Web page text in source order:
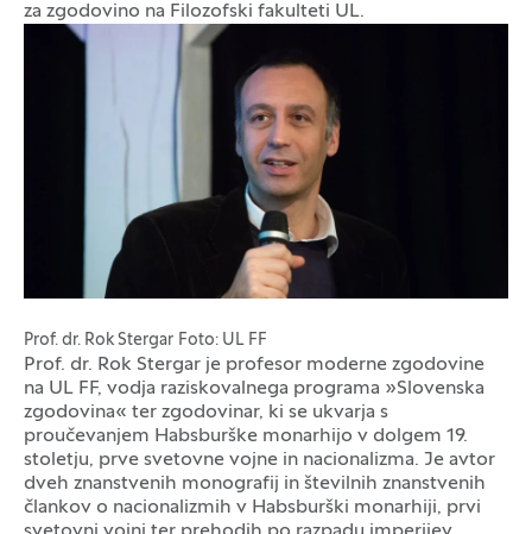
za zgodovino na Filozofski fakulteti UL.
Galerija fotografij
Prof. dr. Rok Stergar Foto: UL FF
Prof. dr. Rok Stergar je profesor moderne zgodovine
na UL FF, vodja raziskovalnega programa »Slovenska
zgodovina« ter zgodovinar, ki se ukvarja s
proučevanjem Habsburške monarhijo v dolgem 19.
stoletju, prve svetovne vojne in nacionalizma. Je avtor
dveh znanstvenih monografij in številnih znanstvenih
člankov o nacionalizmih v Habsburški monarhiji, prvi